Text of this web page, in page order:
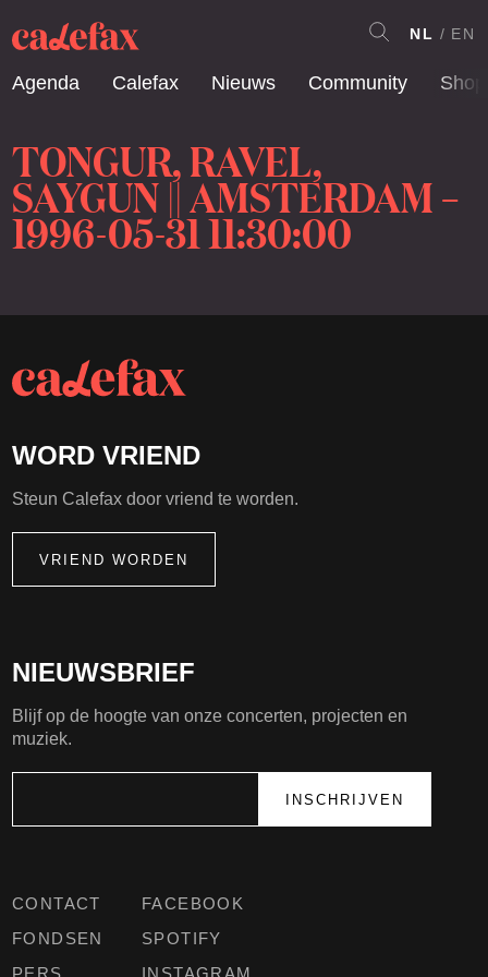
Agenda Calefax Nieuws Community Shop
NL EN
TONGUR, RAVEL,
SAYGUN || AMSTERDAM –
1996-05-31 11:30:00
CONTACT
FONDSEN
PERS
FACEBOOK
SPOTIFY
INSTAGRAM
NIEUWSBRIEF
Blijf op de hoogte van onze concerten, projecten en
muziek.
WORD VRIEND
Steun Calefax door vriend te worden.
VRIEND WORDEN